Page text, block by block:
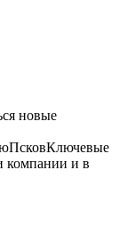
новые
ПсковКлючевые
компании и в